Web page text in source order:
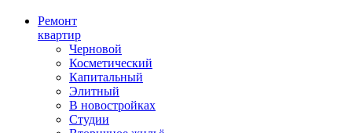
Ремонт
квартир
Черновой
Косметический
Капитальный
Элитный
В новостройках
Студии